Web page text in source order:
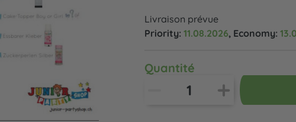
Livraison prévue
Priority: 11.08.2026, Economy:
Quantité